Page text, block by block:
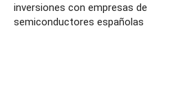
inversiones con empresas de
semiconductores españolas